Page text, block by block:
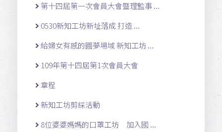
第十四屆第一次會員大會暨理監事 ...
0530新知工坊新址落成 打造 ...
給婦女有感的圓夢場域 新知工坊 ...
109年第十四屆第1次會員大會
章程
新知工坊剪綵活動
8位婆婆媽媽的口罩工坊 加入國 ...